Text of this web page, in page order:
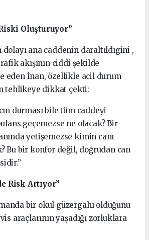
Oluşturuyor”
ana caddenin daraltıldıgini ,
akışının ciddi şekilde
eden İnan, özellikle acil durum
tehlikeye dikkat çekti:
durması bile tüm caddeyi
geçemezse ne olacak? Bir
yetişemezse kimin canı
Bu bir konfor değil, doğrudan can
Risk Artıyor”
bir okul güzergahı olduğunu
araçlarının yaşadığı zorluklara